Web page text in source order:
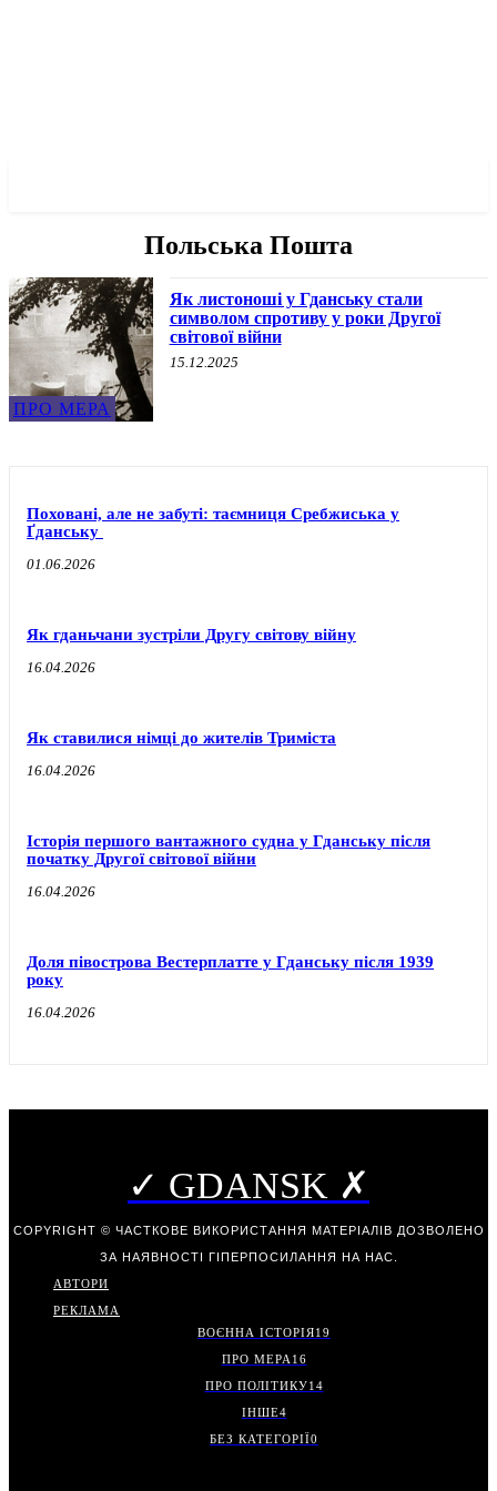
Польська Пошта
ПРО МЕРА
Як листоноші у Гданську стали
символом спротиву у роки Другої
світової війни
15.12.2025
Поховані, але не забуті: таємниця Сребжиська у
Ґданську
01.06.2026
Як гданьчани зустріли Другу світову війну
16.04.2026
Як ставилися німці до жителів Триміста
16.04.2026
Історія першого вантажного судна у Гданську після
початку Другої світової війни
16.04.2026
Доля півострова Вестерплатте у Гданську після 1939
року
16.04.2026
✓ GDANSK ✗
COPYRIGHT © ЧАСТКОВЕ ВИКОРИСТАННЯ МАТЕРІАЛІВ ДОЗВОЛЕНО
ЗА НАЯВНОСТІ ГІПЕРПОСИЛАННЯ НА НАС.
АВТОРИ
РЕКЛАМА
ВОЄННА ІСТОРІЯ19
ПРО МЕРА 16
ПРО ПОЛІТИКУ14
ІНШЕ4
БЕЗ КАТЕГОРІЇ0